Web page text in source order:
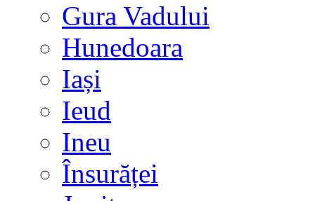
Gura Vadului
Hunedoara
Iași
Ieud
Ineu
Însurăței